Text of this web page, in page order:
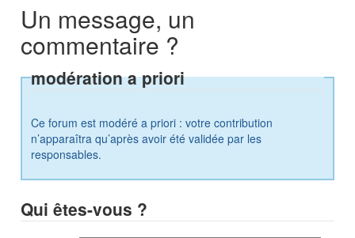
Un message, un
commentaire ?
modération a priori
Ce forum est modéré a priori : votre contribution
n’apparaîtra qu’après avoir été validée par les
responsables.
Qui êtes-vous ?